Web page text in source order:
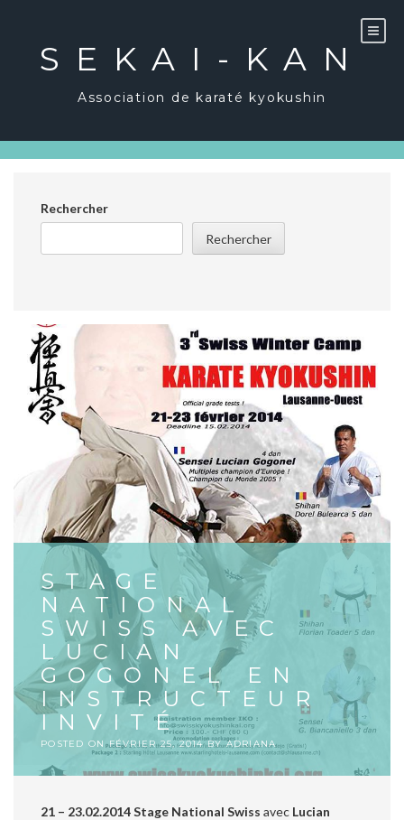
SEKAI-KAN
Association de karaté kyokushin
Rechercher
Rechercher
STAGE
NATIONAL
SWISS AVEC
LUCIAN
GOGONEL EN
INSTRUCTEUR
INVITÉ
POSTED ONFÉVRIER 25, 2014BYADRIANA
21 – 23.02.2014 Stage National Swiss avec Lucian